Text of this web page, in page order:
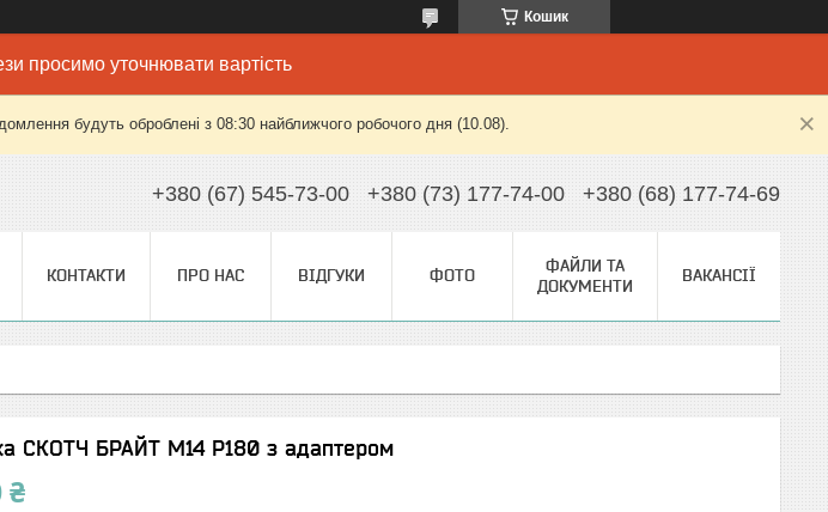
Кошик
просимо уточнювати вартість
будуть оброблені з 08:30 найближчого робочого дня (10.08).
+380 (67) 545-73-00 +380 (73) 177-74-00 +380 (68) 177-74-69
КОНТАКТИ ПРО НАС ВІДГУКИ ФОТО
ФАЙЛИ ТА
ДОКУМЕНТИ
ВАКАНСІЇ
СКОТЧ БРАЙТ М14 P180 з адаптером
₴